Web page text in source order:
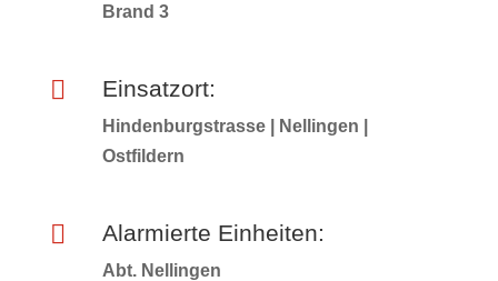
Brand 3
 Einsatzort:
Hindenburgstrasse | Nellingen |
Ostfildern
 Alarmierte Einheiten:
Abt. Nellingen